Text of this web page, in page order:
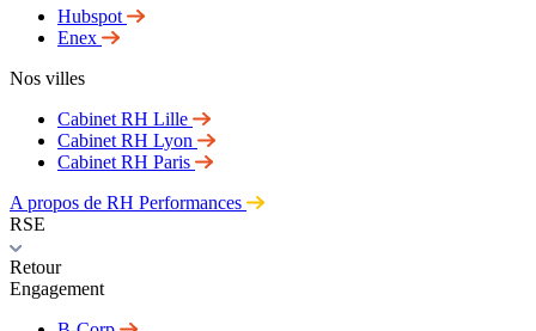
Hubspot
Enex
Nos villes
Cabinet RH Lille
Cabinet RH Lyon
Cabinet RH Paris
A propos de RH Performances
RSE
Retour
Engagement